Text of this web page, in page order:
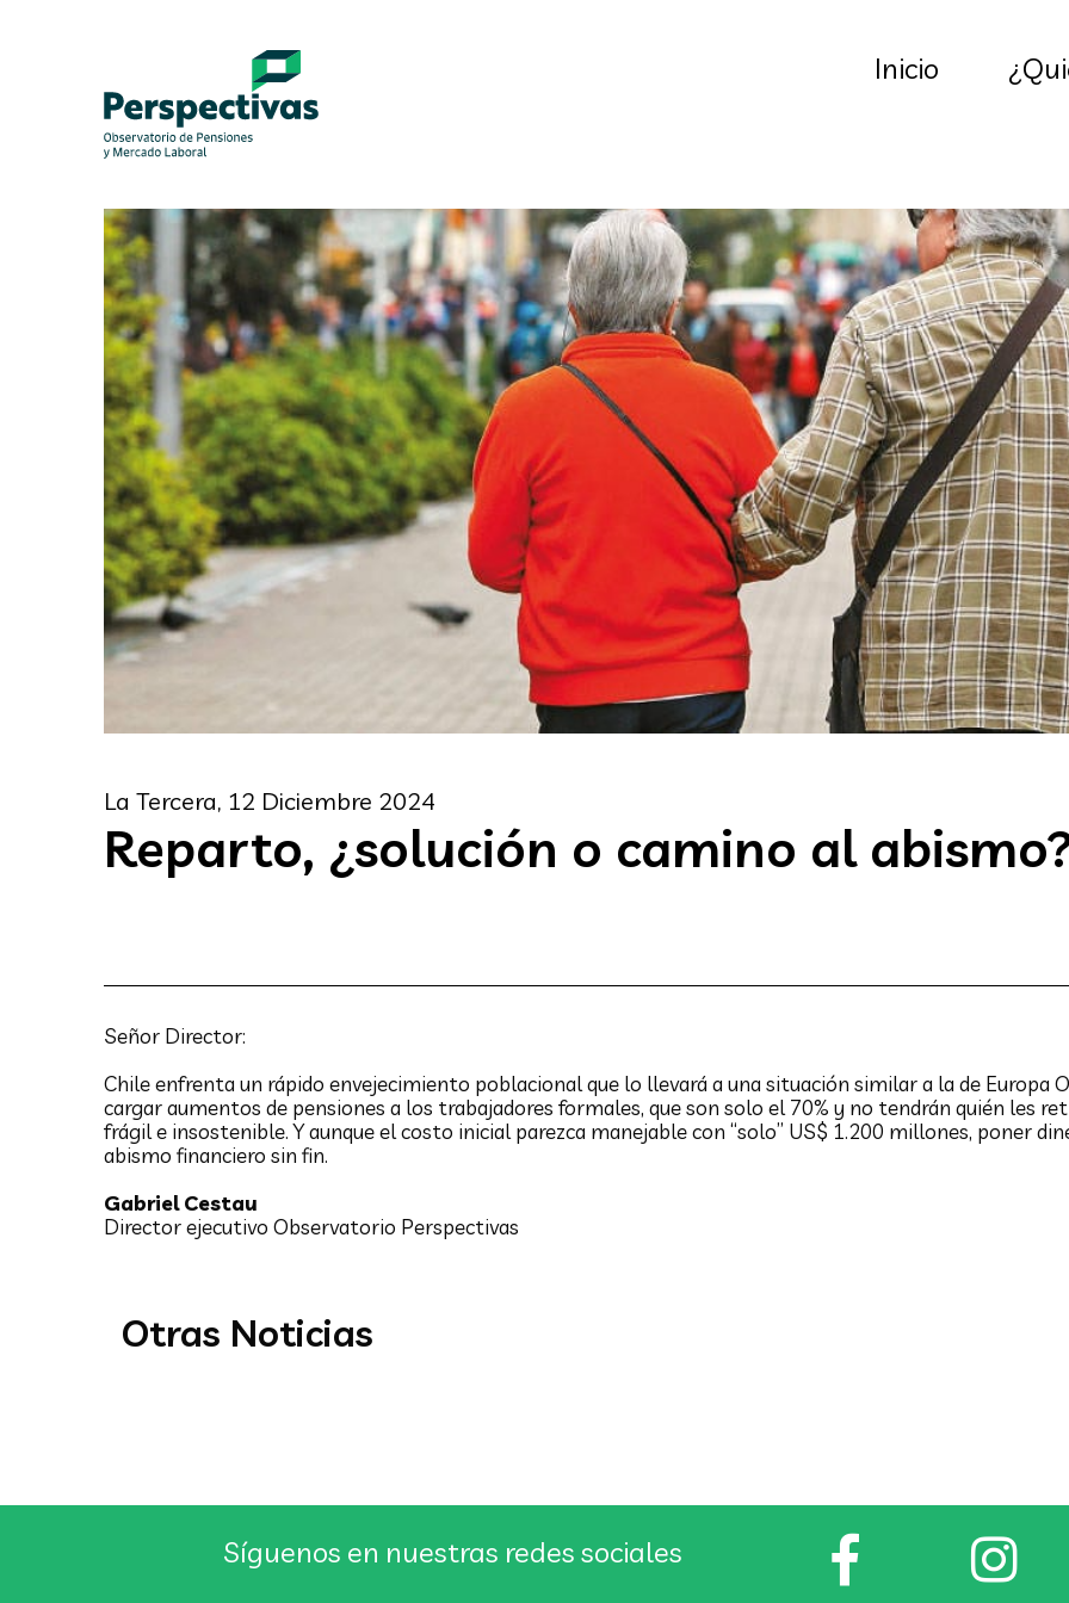
Inicio
La Tercera, 12 Diciembre 2024
Reparto, ¿solución o camino al
Señor Director:
Chile enfrenta un rápido envejecimiento poblacional que lo llevará a una situación similar a la de Europa
cargar aumentos de pensiones a los trabajadores formales, que son solo el 70% y no tendrán quién les
frágil e insostenible. Y aunque el costo inicial parezca manejable con “solo” US$ 1.200 millones, poner
abismo financiero sin fin.
Gabriel Cestau
Director ejecutivo Observatorio Perspectivas
Otras Noticias
la Asociación de AFP
asegura que es insostenible
las fórmulas de solidaridad
incluidas en la reforma
previsional
inicialmente un mínimo de cinco años cotizados
para entregar...
Síguenos en nuestras redes sociales